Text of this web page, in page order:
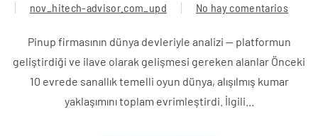
nov_hitech-advisor.com_upd
No hay comentarios
en
Pinup
firmasının
devleriyle
Pinup firmasının dünya devleriyle analizi — platformun
geliştirdiği ve ilave olarak gelişmesi gereken alanlar Önceki
10 evrede sanallık temelli oyun dünya, alışılmış kumar
yaklaşımını toplam evrimleştirdi. İlgili...